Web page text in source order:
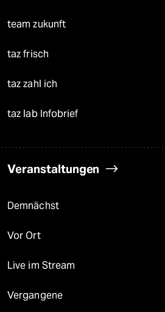
team zukunft
taz frisch
taz zahl ich
taz lab Infobrief
Veranstaltungen
Demnächst
Vor Ort
Live im Stream
Vergangene